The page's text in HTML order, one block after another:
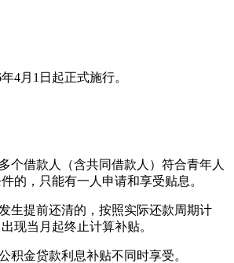
月1日起正式施行。
借款人（含共同借款人）符合青年人
的，只能有一人申请和享受贴息。
提前还清的，按照实际还款周期计
现当月起终止计算补贴。
金贷款利息补贴不同时享受。